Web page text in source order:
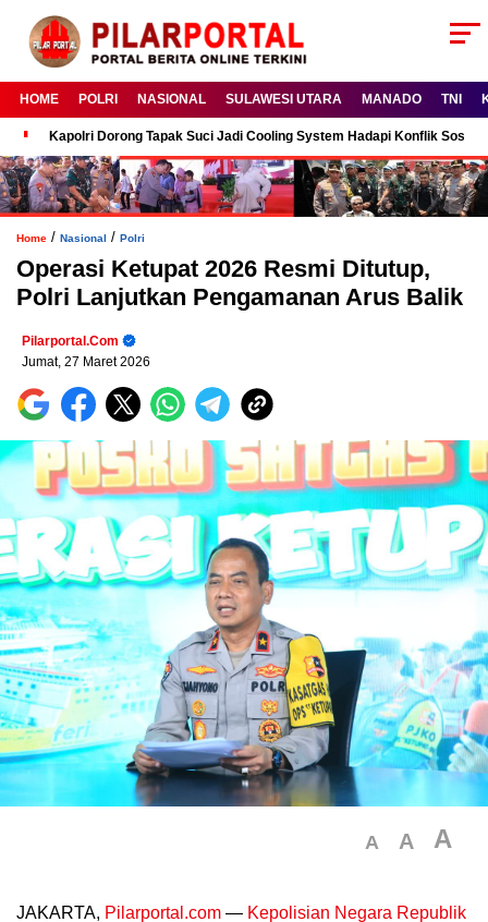
HOME POLRI NASIONAL SULAWESI UTARA MANADO TNI
Kapolri Dorong Tapak Suci Jadi Cooling System Hadapi Konflik Sosial
Home / Nasional / Polri
Operasi Ketupat 2026 Resmi Ditutup,
Polri Lanjutkan Pengamanan Arus Balik
Pilarportal.com
Jumat, 27 Maret 2026
A A A
JAKARTA, Pilarportal.com — Kepolisian Negara Republik